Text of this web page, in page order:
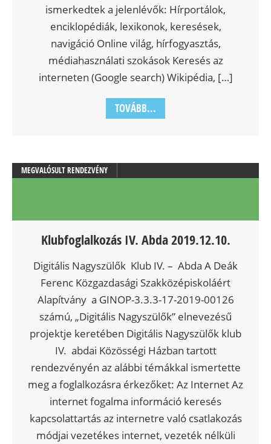
ismerkedtek a jelenlévők: Hírportálok,
enciklopédiák, lexikonok, keresések,
navigáció Online világ, hírfogyasztás,
médiahasználati szokások Keresés az
interneten (Google search) Wikipédia, […]
TOVÁBB...
MEGVALÓSULT RENDEZVÉNY
Klubfoglalkozás IV. Abda 2019.12.10.
Digitális Nagyszülők Klub IV. – Abda A Deák
Ferenc Közgazdasági Szakközépiskoláért
Alapítvány a GINOP-3.3.3-17-2019-00126
számú, „Digitális Nagyszülők” elnevezésű
projektje keretében Digitális Nagyszülők klub
IV. abdai Közösségi Házban tartott
rendezvényén az alábbi témákkal ismertette
meg a foglalkozásra érkezőket: Az Internet Az
internet fogalma információ keresés
kapcsolattartás az internetre való csatlakozás
módjai vezetékes internet, vezeték nélküli